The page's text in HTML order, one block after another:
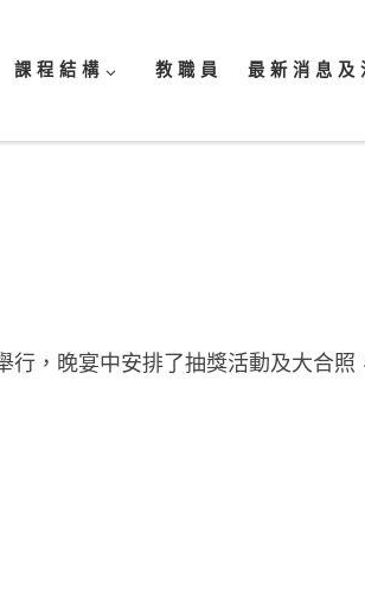
課 程 結 構 教 職 員 最 新 消 息 及
行，晚宴中安排了抽獎活動及大合照